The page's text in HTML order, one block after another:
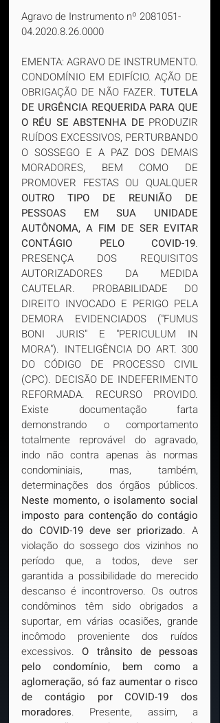
Agravo de Instrumento nº 2081051-
04.2020.8.26.0000
EMENTA: AGRAVO DE INSTRUMENTO.
CONDOMÍNIO EM EDIFÍCIO. AÇÃO DE
OBRIGAÇÃO DE NÃO FAZER. TUTELA
DE URGÊNCIA REQUERIDA PARA QUE
O RÉU SE ABSTENHA DE PRODUZIR
RUÍDOS EXCESSIVOS, PERTURBANDO
O SOSSEGO E A PAZ DOS DEMAIS
MORADORES, BEM COMO DE
OUTRO TIPO DE REUNIÃO DE
PESSOAS EM SUA UNIDADE
AUTÔNOMA, A FIM DE SER EVITAR
CONTÁGIO PELO COVID-19.
PRESENÇA DOS REQUISITOS
AUTORIZADORES DA MEDIDA
CAUTELAR. PROBABILIDADE DO
DIREITO INVOCADO E PERIGO PELA
DEMORA EVIDENCIADOS ("FUMUS
BONI JURIS" E "PERICULUM IN
MORA"). INTELIGÊNCIA DO ART. 300
DO CÓDIGO DE PROCESSO CIVIL
(CPC). DECISÃO DE INDEFERIMENTO
REFORMADA. RECURSO PROVIDO.
Existe documentação farta
demonstrando o comportamento
totalmente reprovável do agravado,
indo não contra apenas às normas
condominiais, mas, também,
Neste momento, o isolamento social
imposto para contenção do contágio
do COVID-19 deve ser priorizado. A
violação do sossego dos vizinhos no
período que, a todos, deve ser
garantida a possibilidade do merecido
descanso é incontroverso. Os outros
condôminos têm sido obrigados a
suportar, em várias ocasiões, grande
incômodo proveniente dos ruídos
excessivos. O trânsito de pessoas
pelo condomínio, bem como a
aglomeração, só faz aumentar o risco
de contágio por COVID-19 dos
moradores. Presente, assim, a